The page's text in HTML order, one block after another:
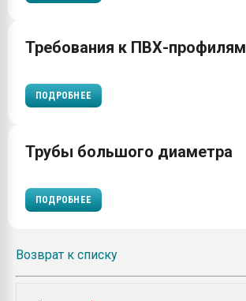
Требования к ПВХ-профилям
ПОДРОБНЕЕ
Трубы большого диаметра
ПОДРОБНЕЕ
Возврат к списку